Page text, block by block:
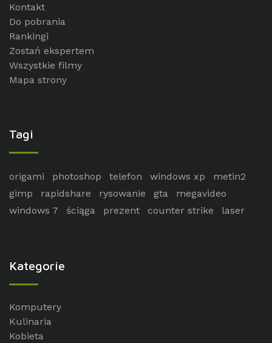
Kontakt
Do pobrania
Rankingi
Zostań ekspertem
Wszystkie filmy
Mapa strony
Tagi
origami photoshop telefon windows xp
metin2
gimp
rapidshare rysowanie gta
megavideo
windows 7
ściąga prezent counter strike laser
Kategorie
Komputery
Kulinaria
Kobieta